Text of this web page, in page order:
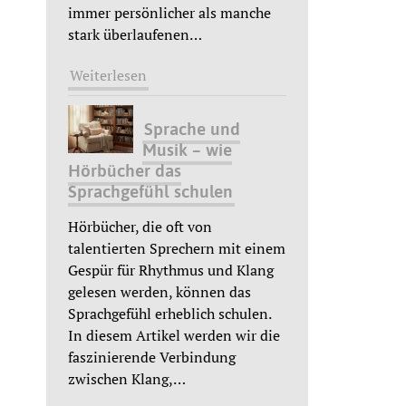
immer persönlicher als manche
stark überlaufenen…
Weiterlesen
Sprache und
Musik – wie
Hörbücher das
Sprachgefühl schulen
Hörbücher, die oft von
talentierten Sprechern mit einem
Gespür für Rhythmus und Klang
gelesen werden, können das
Sprachgefühl erheblich schulen.
In diesem Artikel werden wir die
faszinierende Verbindung
zwischen Klang,…